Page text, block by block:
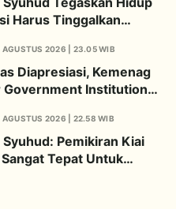
Harus Tinggalkan
AGUSTUS 2026 | 23.05 WIB
Diapresiasi, Kemenag
Government Institutions
AGUSTUS 2026 | 22.58 WIB
Pemikiran Kiai
Tepat Untuk